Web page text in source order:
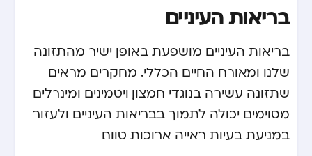
בריאות העיניים
בריאות העיניים מושפעת באופן ישיר מהתזונה
שלנו ומאורח החיים הכללי. מחקרים מראים
שתזונה עשירה בנוגדי חמצון, ויטמינים ומינרלים
מסוימים יכולה לתמוך בבריאות העיניים ולעזור
במניעת בעיות ראייה ארוכות טווח.